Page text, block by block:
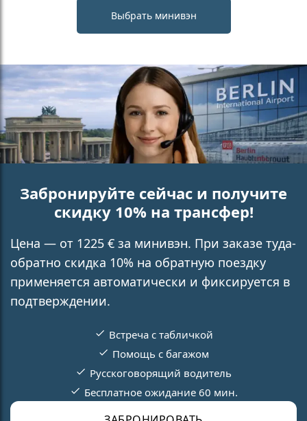
Выбрать минивэн
Забронируйте сейчас и получите
скидку 10% на трансфер!
Цена — от 1225 € за минивэн. При заказе туда-
обратно скидка 10% на обратную поездку
применяется автоматически и фиксируется в
подтверждении.
Встреча с табличкой
Помощь с багажом
Русскоговорящий водитель
Бесплатное ожидание 60 мин.